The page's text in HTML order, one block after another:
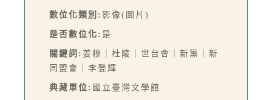
數位化類別: 影像(圖片)
是否數位化: 是
關鍵詞: 姜穆｜杜陵｜世台會｜新黨｜新
同盟會｜李登輝
典藏單位: 國立臺灣文學館